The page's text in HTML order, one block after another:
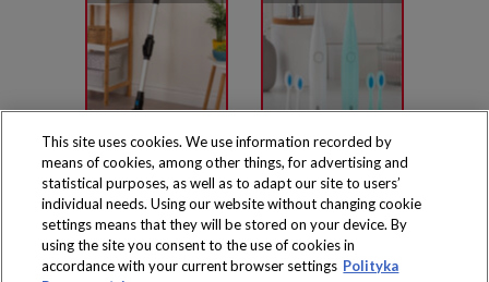
Produkty dostępne
wyłącznie w sklepach
This site uses cookies. We use information recorded by
means of cookies, among other things, for advertising and
statistical purposes, as well as to adapt our site to users’
individual needs. Using our website without changing cookie
settings means that they will be stored on your device. By
using the site you consent to the use of cookies in
accordance with your current browser settings Polityka